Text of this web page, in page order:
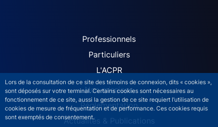
Lors de la consultation de ce site des témoins de connexion, dits « cookies »,
sont déposés sur votre terminal. Certains cookies sont nécessaires au
fonctionnement de ce site, aussi la gestion de ce site requiert l’utilisation de
cookies de mesure de fréquentation et de performance. Ces cookies requis
sont exemptés de consentement.
ACPR site navigation
Professionnels
Particuliers
L'ACPR
Nos missions
Réglementation
Actualités & Publications